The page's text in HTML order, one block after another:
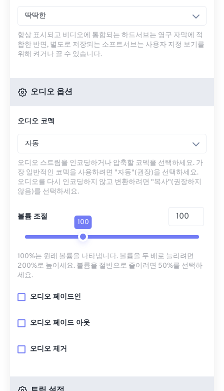
딱딱한
항상 표시되고 비디오에 통합되는 하드서브는 영구 자막에 적
합한 반면, 별도로 저장되는 소프트서브는 사용자 지정 보기를
위해 켜거나 끌 수 있습니다.
오디오 옵션
오디오 코덱
자동
오디오 스트림을 인코딩하거나 압축할 코덱을 선택하세요. 가
장 일반적인 코덱을 사용하려면 "자동"(권장)을 선택하세요.
오디오를 다시 인코딩하지 않고 변환하려면 "복사"(권장하지
않음)를 선택하세요.
볼륨 조절
100
100%는 원래 볼륨을 나타냅니다. 볼륨을 두 배로 늘리려면
200%로 높이세요. 볼륨을 절반으로 줄이려면 50%를 선택하
세요.
오디오 페이드인
오디오 페이드 아웃
오디오 제거